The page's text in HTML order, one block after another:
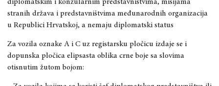
diplomatskim i konzularnim predstavništvima, misijama
stranih država i predstavništvima međunarodnih organizacija
u Republici Hrvatskoj, a nemaju diplomatski status
Za vozila oznake A i C uz registarsku pločicu izdaje se i
dopunska pločica elipsasta oblika crne boje sa slovima
otisnutim žutom bojom: